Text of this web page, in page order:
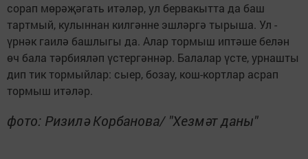
сорап мөрәҗәгать итәләр, ул бервакытта да баш
тартмый, кулыннан килгәнне эшләргә тырыша. Ул -
үрнәк гаилә башлыгы да. Алар тормыш иптәше белән
өч бала тәрбияләп үстергәннәр. Балалар үсте, урнашты
дип тик тормыйлар: сыер, бозау, кош-кортлар асрап
тормыш итәләр.
фото: Ризилә Корбанова/ "Хезмәт даны"